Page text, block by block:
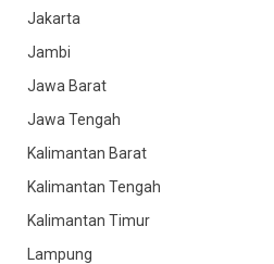
Jakarta
Jambi
Jawa Barat
Jawa Tengah
Kalimantan Barat
Kalimantan Tengah
Kalimantan Timur
Lampung